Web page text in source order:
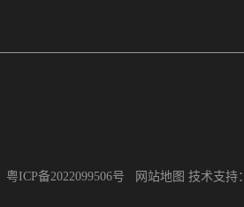
粤ICP备2022099506号 网站地图 技术支持：